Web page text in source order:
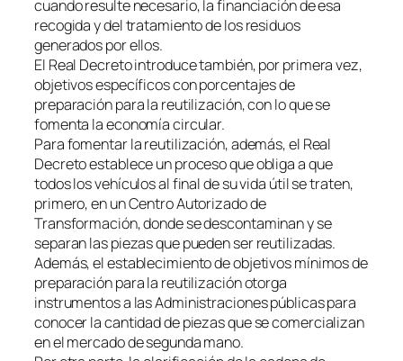
cuando resulte necesario, la financiación de esa
recogida y del tratamiento de los residuos
generados por ellos.
El Real Decreto introduce también, por primera vez,
objetivos específicos con porcentajes de
preparación para la reutilización, con lo que se
fomenta la economía circular.
Para fomentar la reutilización, además, el Real
Decreto establece un proceso que obliga a que
todos los vehículos al final de su vida útil se traten,
primero, en un Centro Autorizado de
Transformación, donde se descontaminan y se
separan las piezas que pueden ser reutilizadas.
Además, el establecimiento de objetivos mínimos de
preparación para la reutilización otorga
instrumentos a las Administraciones públicas para
conocer la cantidad de piezas que se comercializan
en el mercado de segunda mano.